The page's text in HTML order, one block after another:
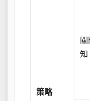
策略
關
知